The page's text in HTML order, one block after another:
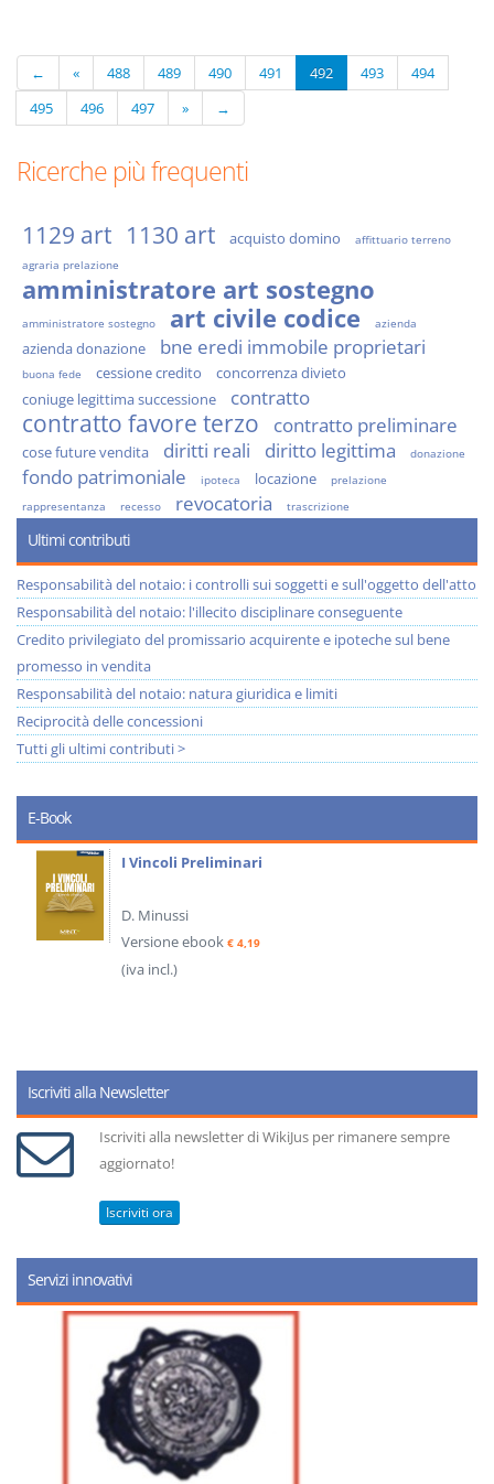
← « 488 489 490 491 492 493
494
495
496 497 » →
Ricerche più frequenti
1129 art 1130 art acquisto domino
affittuario terreno
agraria prelazione
amministratore art sostegno
amministratore sostegno art civile codice azienda
azienda donazione bne eredi immobile proprietari
buona fede cessione credito
concorrenza divieto
coniuge legittima successione
contratto
contratto favore terzo contratto preliminare
cose future vendita diritti reali diritto legittima donazione
fondo patrimoniale ipoteca locazione
prelazione
rappresentanza
recesso revocatoria trascrizione
Ultimi contributi
Responsabilità del notaio: i controlli sui soggetti e sull'oggetto dell'atto
Responsabilità del notaio: l'illecito disciplinare conseguente
Credito privilegiato del promissario acquirente e ipoteche sul bene
promesso in vendita
Responsabilità del notaio: natura giuridica e limiti
Reciprocità delle concessioni
Tutti gli ultimi contributi >
E-Book
I Vincoli Preliminari
D. Minussi
Versione ebook € 4,19
(iva incl.)
Iscriviti alla Newsletter
Iscriviti alla newsletter di WikiJus per rimanere sempre
aggiornato!
Iscriviti ora
Servizi innovativi